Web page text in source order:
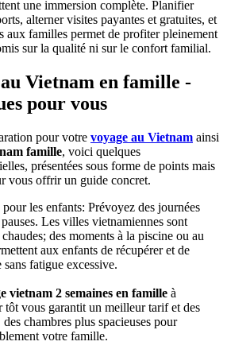
une immersion complète. Planifier
alterner visites payantes et gratuites, et
aux familles permet de profiter pleinement
sur la qualité ni sur le confort familial.
Vietnam en famille -
pour vous
pour votre voyage au Vietnam ainsi
famille, voici quelques
présentées sous forme de points mais
vous offrir un guide concret.
les enfants: Prévoyez des journées
Les villes vietnamiennes sont
des moments à la piscine ou au
aux enfants de récupérer et de
fatigue excessive.
vietnam 2 semaines en famille à
tôt vous garantit un meilleur tarif et des
chambres plus spacieuses pour
votre famille.